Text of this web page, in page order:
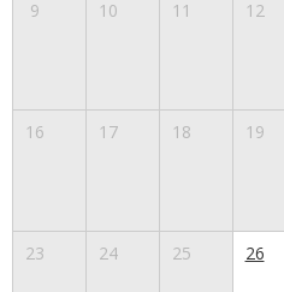
9 10 11 12
16 17 18 19
23 24 25 26